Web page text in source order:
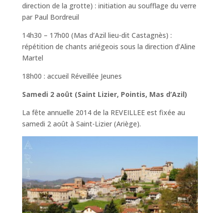
direction de la grotte) : initiation au soufflage du verre
par Paul Bordreuil
14h30 – 17h00 (Mas d’Azil lieu-dit Castagnès) :
répétition de chants ariégeois sous la direction d’Aline
Martel
18h00 : accueil Réveillée Jeunes
Samedi 2 août (Saint Lizier, Pointis, Mas d’Azil)
La fête annuelle 2014 de la REVEILLEE est fixée au
samedi 2 août à Saint-Lizier (Ariège).